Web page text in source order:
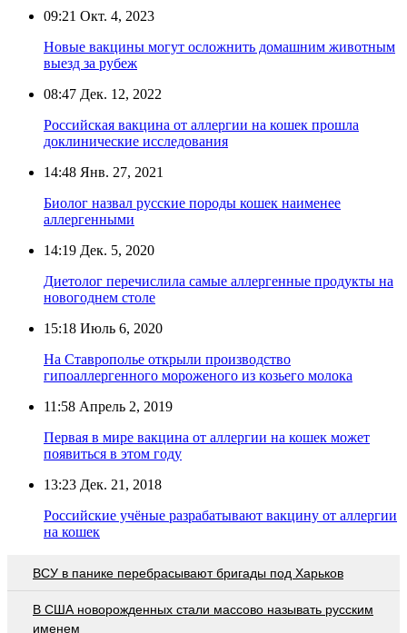
09:21 Окт. 4, 2023
Новые вакцины могут осложнить домашним животным
выезд за рубеж
08:47 Дек. 12, 2022
Российская вакцина от аллергии на кошек прошла
доклинические исследования
14:48 Янв. 27, 2021
Биолог назвал русские породы кошек наименее
аллергенными
14:19 Дек. 5, 2020
Диетолог перечислила самые аллергенные продукты на
новогоднем столе
15:18 Июль 6, 2020
На Ставрополье открыли производство
гипоаллергенного мороженого из козьего молока
11:58 Апрель 2, 2019
Первая в мире вакцина от аллергии на кошек может
появиться в этом году
13:23 Дек. 21, 2018
Российские учёные разрабатывают вакцину от аллергии
на кошек
ВСУ в панике перебрасывают бригады под Харьков
В США новорожденных стали массово называть русским
именем